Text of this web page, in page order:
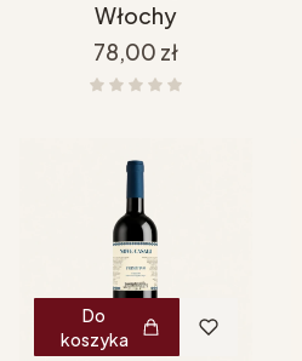
Włochy
Cena
78,00 zł
Do
koszyka